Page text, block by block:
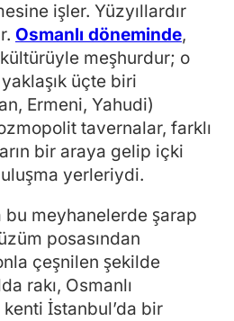
işler. Yüzyıllardır
Osmanlı döneminde,
meşhurdur; o
üçte biri
Ermeni, Yahudi)
tavernalar, farklı
bir araya gelip içki
yerleriydi.
bu meyhanelerde şarap
posasından
çeşnilen şekilde
rakı, Osmanlı
İstanbul’da bir